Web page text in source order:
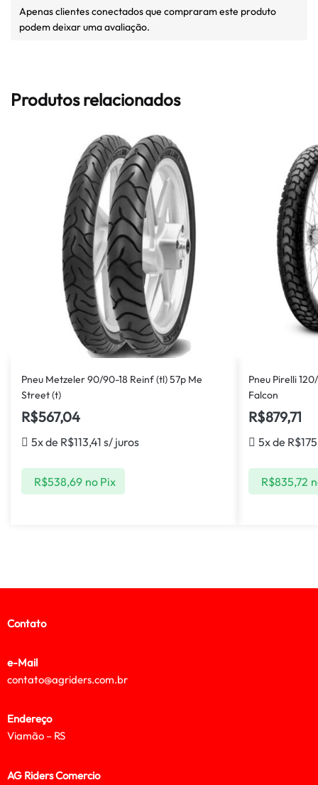
Apenas clientes conectados que compraram este produto
podem deixar uma avaliação.
Produtos relacionados
Pneu Metzeler 90/90-18 Reinf (tl) 57p Me
Street (t)
R$567,04
5x de R$113,41 s/ juros
R$538,69 no Pix
Pneu Pirelli
Falcon
R$879,71
5x de R$
R$835,72
Contato
e-Mail
contato@agriders.com.br
Endereço
Viamão – RS
AG Riders Comercio